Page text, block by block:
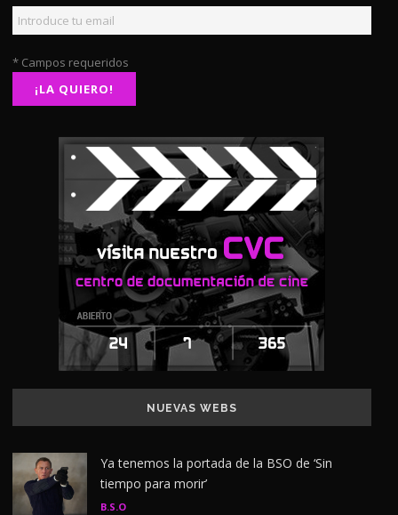
* Campos requeridos
NUEVAS WEBS
Ya tenemos la portada de la BSO de ‘Sin
tiempo para morir’
B.S.O